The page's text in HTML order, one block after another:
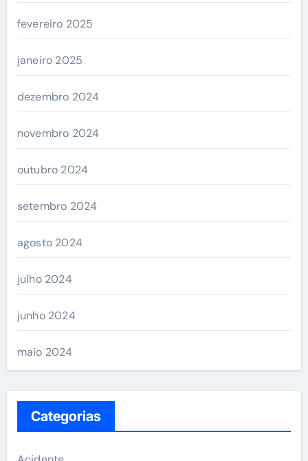
fevereiro 2025
janeiro 2025
dezembro 2024
novembro 2024
outubro 2024
setembro 2024
agosto 2024
julho 2024
junho 2024
maio 2024
Categorias